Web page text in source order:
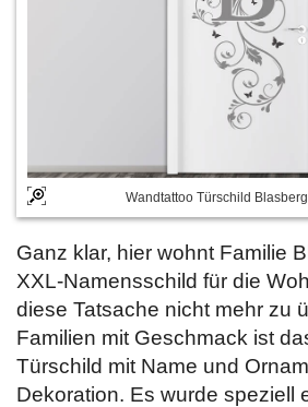
Wandtattoo Türschild
Ganz klar, hier wohnt Familie
XXL-Namensschild für die
diese Tatsache nicht mehr zu
Familien mit Geschmack ist
Türschild mit Name und
Dekoration. Es wurde speziell